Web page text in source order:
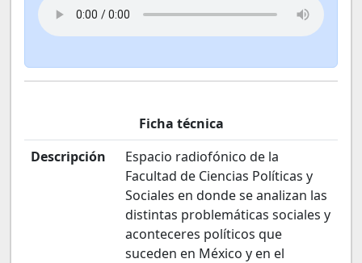
Ficha técnica
Descripción
Espacio radiofónico de la
Facultad de Ciencias Políticas y
Sociales en donde se analizan las
distintas problemáticas sociales y
aconteceres políticos que
suceden en México y en el